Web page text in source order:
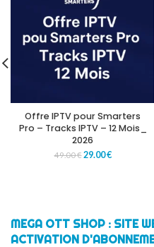
Offre IPTV pour Smarters
Pro – Tracks IPTV – 12 Mois_
2026
49.00€29.00€
MEGA OTT SHOP : SITE
ACTIVATION